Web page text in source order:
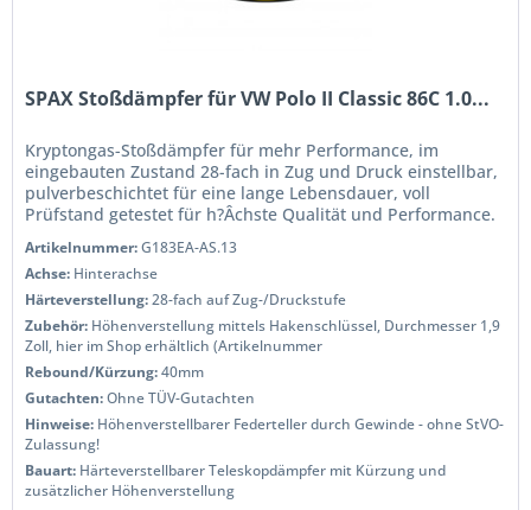
SPAX Stoßdämpfer für VW Polo II Classic 86C 1.0...
Kryptongas-Stoßdämpfer für mehr Performance, im
eingebauten Zustand 28-fach in Zug und Druck einstellbar,
pulverbeschichtet für eine lange Lebensdauer, voll
Prüfstand getestet für h?Âchste Qualität und Performance.
Artikelnummer:G183EA-AS.13
Achse: Hinterachse
Härteverstellung:28-fach auf Zug-/Druckstufe
Zubehör: Höhenverstellung mittels Hakenschlüssel, Durchmesser 1,9
Zoll, hier im Shop erhältlich (Artikelnummer
Rebound/Kürzung:40mm
Gutachten:Ohne TÜV-Gutachten
Hinweise: Höhenverstellbarer Federteller durch Gewinde - ohne StVO-
Zulassung!
Bauart: Härteverstellbarer Teleskopdämpfer mit Kürzung und
zusätzlicher Höhenverstellung